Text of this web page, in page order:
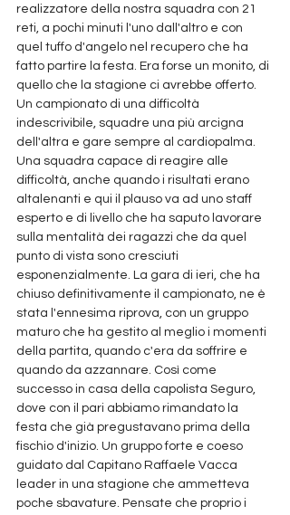
realizzatore della nostra squadra con 21
reti, a pochi minuti l'uno dall'altro e con
quel tuffo d'angelo nel recupero che ha
fatto partire la festa. Era forse un monito, di
quello che la stagione ci avrebbe offerto.
Un campionato di una difficoltà
indescrivibile, squadre una più arcigna
dell'altra e gare sempre al cardiopalma.
Una squadra capace di reagire alle
difficoltà, anche quando i risultati erano
altalenanti e qui il plauso va ad uno staff
esperto e di livello che ha saputo lavorare
sulla mentalità dei ragazzi che da quel
punto di vista sono cresciuti
esponenzialmente. La gara di ieri, che ha
chiuso definitivamente il campionato, ne è
stata l'ennesima riprova, con un gruppo
maturo che ha gestito al meglio i momenti
della partita, quando c'era da soffrire e
quando da azzannare. Così come
successo in casa della capolista Seguro,
dove con il pari abbiamo rimandato la
festa che già pregustavano prima della
fischio d'inizio. Un gruppo forte e coeso
guidato dal Capitano Raffaele Vacca
leader in una stagione che ammetteva
poche sbavature. Pensate che proprio i